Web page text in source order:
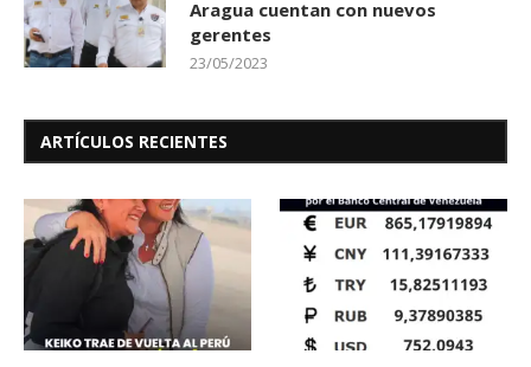
Aragua cuentan con nuevos
gerentes
23/05/2023
ARTÍCULOS RECIENTES